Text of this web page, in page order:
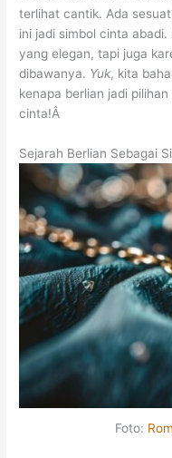
terlihat cantik. Ada
ini jadi simbol cinta
yang elegan, tapi juga
dibawanya. Yuk, kita
kenapa berlian jadi
cinta!Â
Sejarah Berlian Sebagai
Foto: